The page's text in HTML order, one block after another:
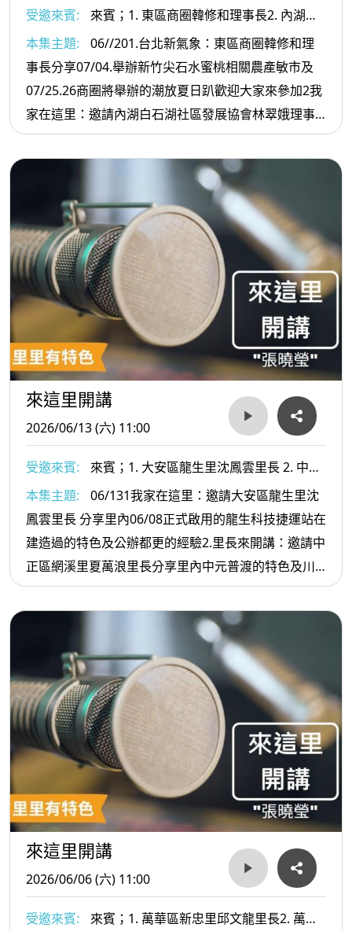
受邀來賓:
來賓；1. 東區商圈韓修和理事長2. 內湖白
石湖社區發展協會林翠娥理事長
本集主題:
06//201.台北新氣象：東區商圈韓修和理
事長分享07/04.舉辦新竹尖石水蜜桃相關農產敏市及
07/25.26商圈將舉辦的潮放夏日趴歡迎大家來參加2我
家在這里：邀請內湖白石湖社區發展協會林翠娥理事
長分享因應社區生態規劃的環境永續發展議題的作
法：
來這里開講
2026/06/13 (六) 11:00
受邀來賓:
來賓；1. 大安區龍生里沈鳳雲里長 2. 中正
區網溪里夏萬浪里長
本集主題:
06/131我家在這里：邀請大安區龍生里沈
鳳雲里長 分享里內06/08正式啟用的龍生科技捷運站在
建造過的特色及公辦都更的經驗2.里長來開講：邀請中
正區網溪里夏萬浪里長分享里內中元普渡的特色及川
端碼頭目前興建工程進展及未來休憩規劃
來這里開講
2026/06/06 (六) 11:00
受邀來賓:
來賓；1. 萬華區新忠里邱文龍里長2. 萬華